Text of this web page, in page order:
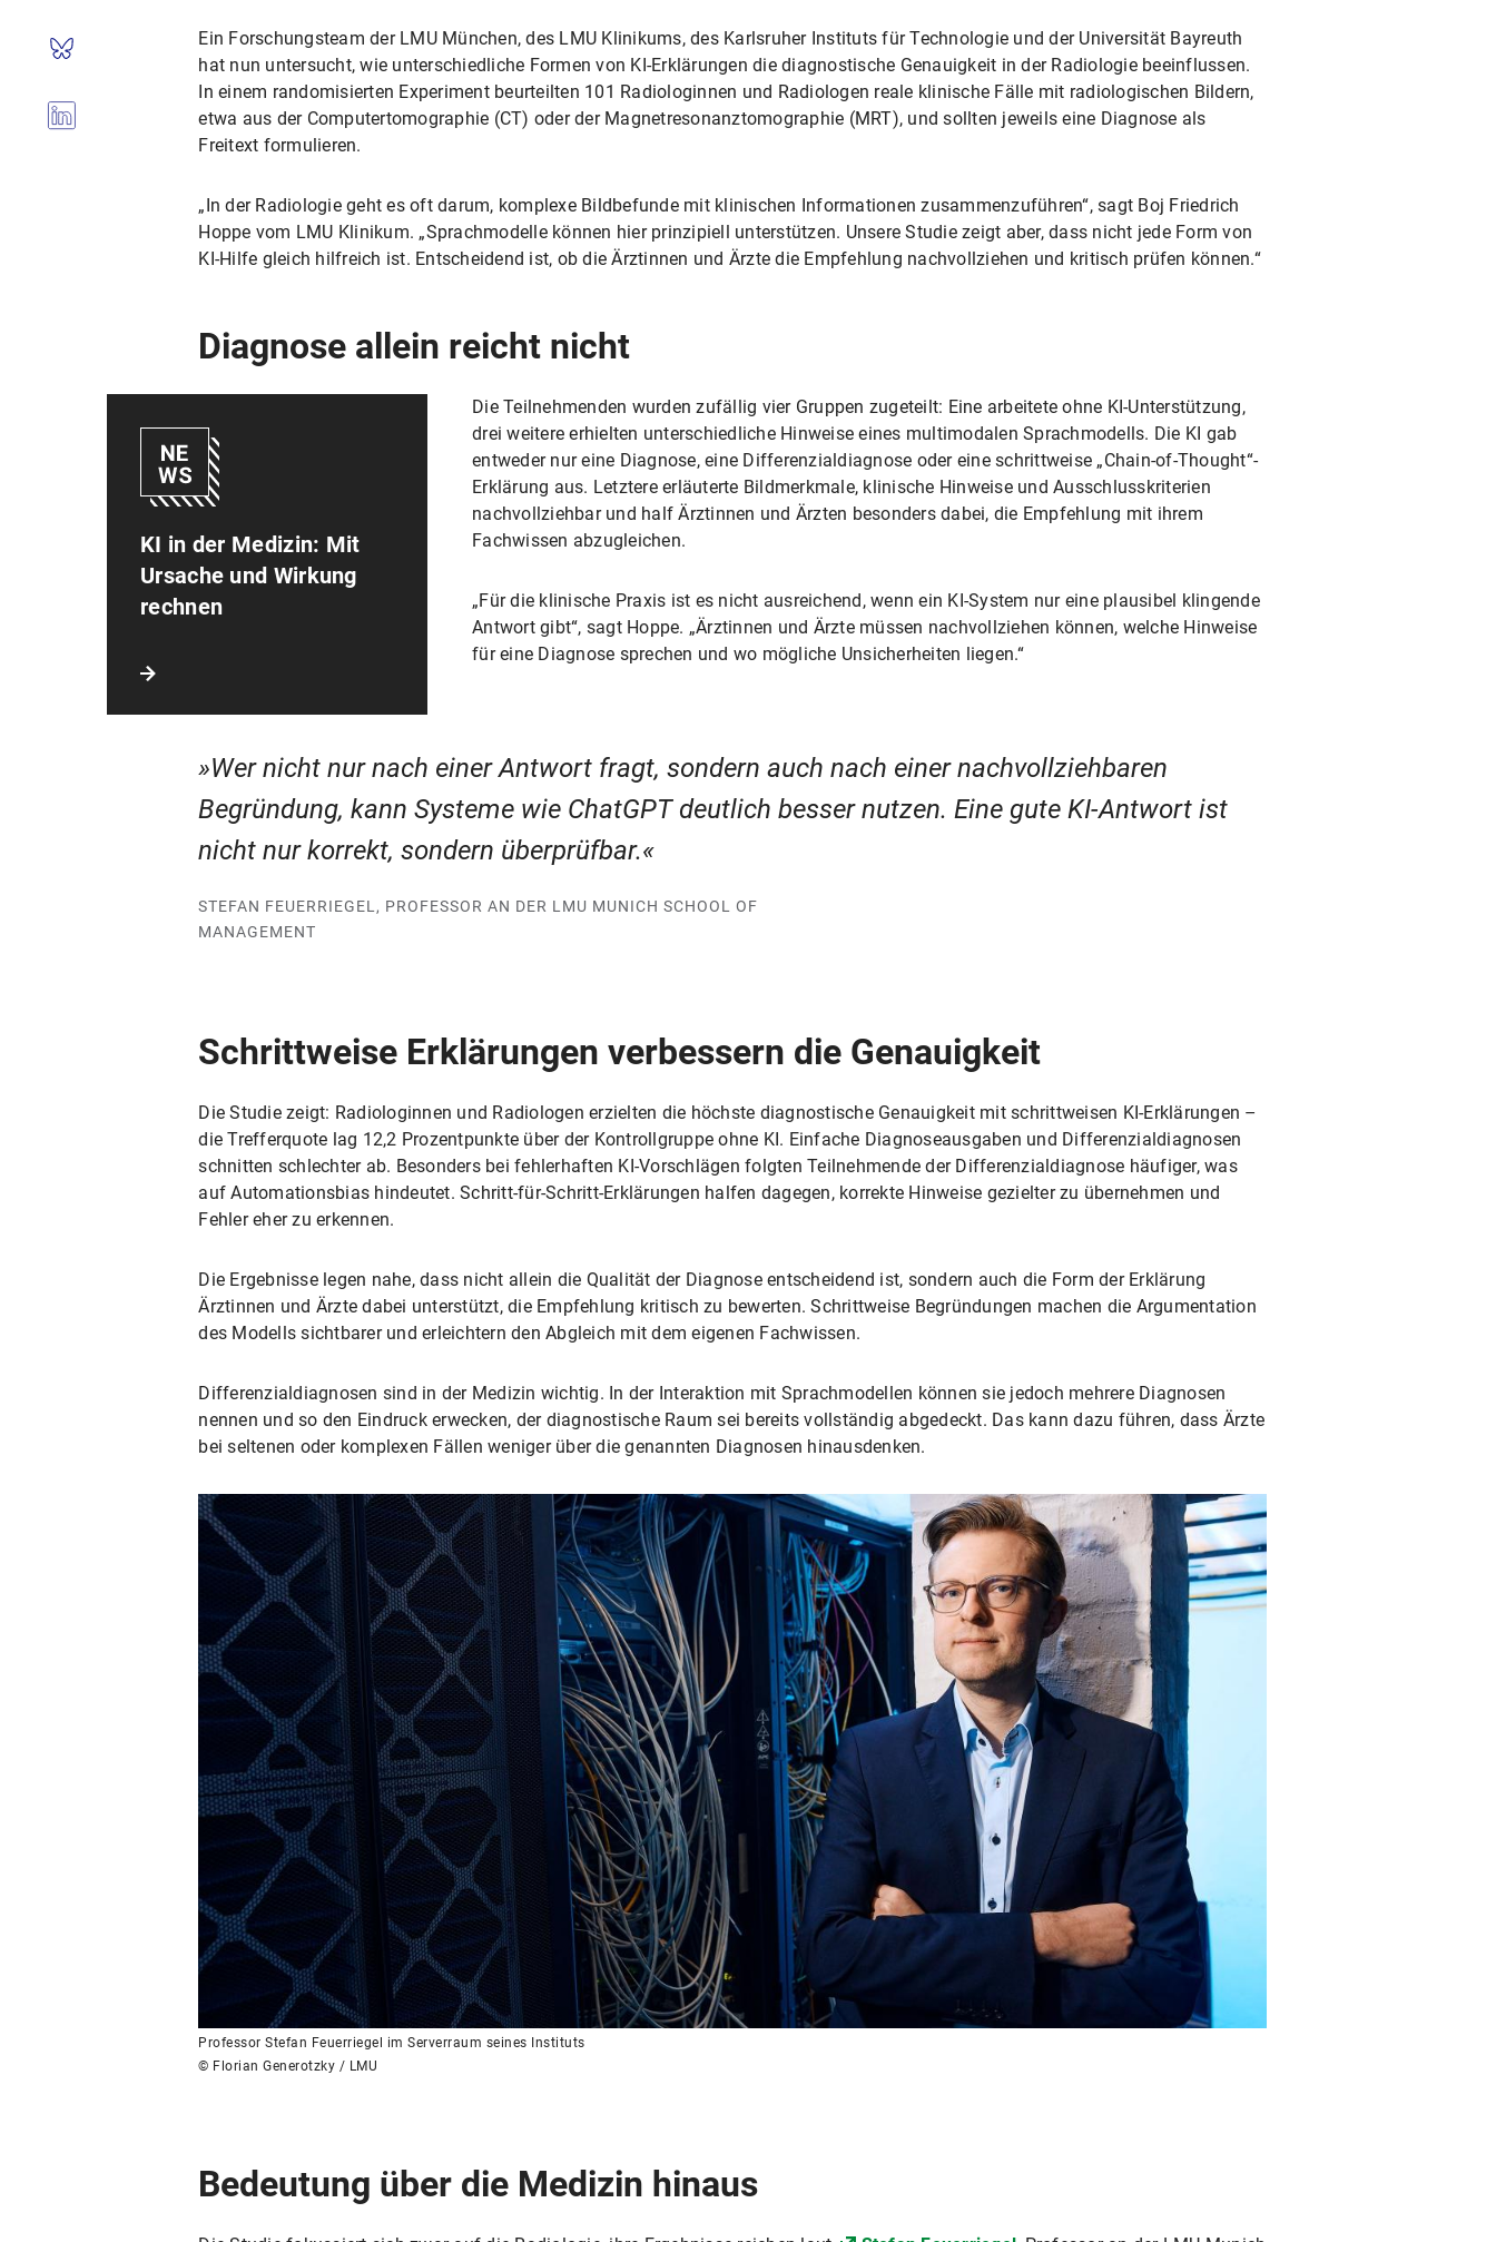
Ein Forschungsteam der LMU München, des LMU Klinikums, des Karlsruher Instituts für Technologie und der Universität Bayreuth
hat nun untersucht, wie unterschiedliche Formen von KI-Erklärungen die diagnostische Genauigkeit in der Radiologie beeinflussen.
In einem randomisierten Experiment beurteilten 101 Radiologinnen und Radiologen reale klinische Fälle mit radiologischen Bildern,
etwa aus der Computertomographie (CT) oder der Magnetresonanztomographie (MRT), und sollten jeweils eine Diagnose als
Freitext formulieren.
„In der Radiologie geht es oft darum, komplexe Bildbefunde mit klinischen Informationen zusammenzuführen“, sagt Boj Friedrich
Hoppe vom LMU Klinikum. „Sprachmodelle können hier prinzipiell unterstützen. Unsere Studie zeigt aber, dass nicht jede Form von
KI-Hilfe gleich hilfreich ist. Entscheidend ist, ob die Ärztinnen und Ärzte die Empfehlung nachvollziehen und kritisch prüfen können.“
Diagnose allein reicht nicht
KI in der Medizin: Mit
Ursache und Wirkung
rechnen
Die Teilnehmenden wurden zufällig vier Gruppen zugeteilt: Eine arbeitete ohne KI-Unterstützung,
drei weitere erhielten unterschiedliche Hinweise eines multimodalen Sprachmodells. Die KI gab
entweder nur eine Diagnose, eine Differenzialdiagnose oder eine schrittweise „Chain-of-Thought“-
Erklärung aus. Letztere erläuterte Bildmerkmale, klinische Hinweise und Ausschlusskriterien
nachvollziehbar und half Ärztinnen und Ärzten besonders dabei, die Empfehlung mit ihrem
Fachwissen abzugleichen.
„Für die klinische Praxis ist es nicht ausreichend, wenn ein KI-System nur eine plausibel klingende
Antwort gibt“, sagt Hoppe. „Ärztinnen und Ärzte müssen nachvollziehen können, welche Hinweise
für eine Diagnose sprechen und wo mögliche Unsicherheiten liegen.“
Wer nicht nur nach einer Antwort fragt, sondern auch nach einer nachvollziehbaren
Begründung, kann Systeme wie ChatGPT deutlich besser nutzen. Eine gute KI-Antwort ist
nicht nur korrekt, sondern überprüfbar.
STEFAN FEUERRIEGEL, PROFESSOR AN DER LMU MUNICH SCHOOL OF
MANAGEMENT
Schrittweise Erklärungen verbessern die Genauigkeit
Die Studie zeigt: Radiologinnen und Radiologen erzielten die höchste diagnostische Genauigkeit mit schrittweisen KI-Erklärungen –
die Trefferquote lag 12,2 Prozentpunkte über der Kontrollgruppe ohne KI. Einfache Diagnoseausgaben und Differenzialdiagnosen
schnitten schlechter ab. Besonders bei fehlerhaften KI-Vorschlägen folgten Teilnehmende der Differenzialdiagnose häufiger, was
auf Automationsbias hindeutet. Schritt-für-Schritt-Erklärungen halfen dagegen, korrekte Hinweise gezielter zu übernehmen und
Fehler eher zu erkennen.
Die Ergebnisse legen nahe, dass nicht allein die Qualität der Diagnose entscheidend ist, sondern auch die Form der Erklärung
Ärztinnen und Ärzte dabei unterstützt, die Empfehlung kritisch zu bewerten. Schrittweise Begründungen machen die Argumentation
des Modells sichtbarer und erleichtern den Abgleich mit dem eigenen Fachwissen.
Differenzialdiagnosen sind in der Medizin wichtig. In der Interaktion mit Sprachmodellen können sie jedoch mehrere Diagnosen
nennen und so den Eindruck erwecken, der diagnostische Raum sei bereits vollständig abgedeckt. Das kann dazu führen, dass Ärzte
bei seltenen oder komplexen Fällen weniger über die genannten Diagnosen hinausdenken.
Professor Stefan Feuerriegel im Serverraum seines Instituts
© Florian Generotzky / LMU
Bedeutung über die Medizin hinaus